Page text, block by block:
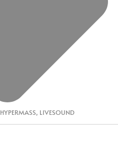
HYPERMASS, LIVESOUND